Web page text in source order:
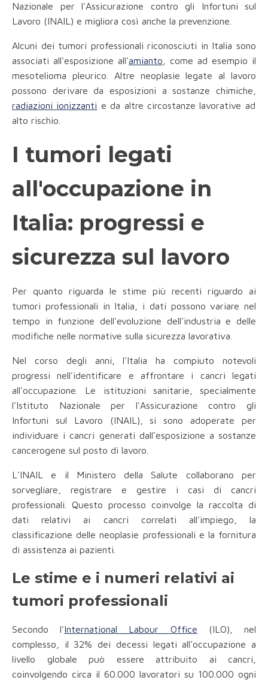
Nazionale per l'Assicurazione contro gli Infortuni sul
Lavoro (INAIL) e migliora così anche la prevenzione.
Alcuni dei tumori professionali riconosciuti in Italia sono
associati all'esposizione all'amianto , come ad esempio il
mesotelioma pleurico. Altre neoplasie legate al lavoro
possono derivare da esposizioni a sostanze chimiche,
radiazioni ionizzanti e da altre circostanze lavorative ad
alto rischio.
I tumori legati
all'occupazione in
Italia: progressi e
sicurezza sul lavoro
Per quanto riguarda le stime più recenti riguardo ai
tumori professionali in Italia, i dati possono variare nel
tempo in funzione dell'evoluzione dell'industria e delle
modifiche nelle normative sulla sicurezza lavorativa.
Nel corso degli anni, l'Italia ha compiuto notevoli
progressi nell'identificare e affrontare i cancri legati
all'occupazione. Le istituzioni sanitarie, specialmente
l'Istituto Nazionale per l'Assicurazione contro gli
Infortuni sul Lavoro (INAIL), si sono adoperate per
individuare i cancri generati dall'esposizione a sostanze
cancerogene sul posto di lavoro.
L'INAIL e il Ministero della Salute collaborano per
sorvegliare, registrare e gestire i casi di cancri
professionali. Questo processo coinvolge la raccolta di
dati relativi ai cancri correlati all'impiego, la
classificazione delle neoplasie professionali e la fornitura
di assistenza ai pazienti.
Le stime e i numeri relativi ai
tumori professionali
Secondo l'International Labour Office (ILO), nel
complesso, il 32% dei decessi legati all'occupazione a
livello globale può essere attribuito ai cancri,
coinvolgendo circa il 60.000 lavoratori su 100.000 ogni